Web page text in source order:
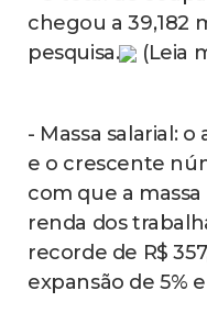
chegou a 39,182
pesquisa.
(Leia
- Massa salarial:
e o crescente
com que a
renda dos
recorde de R$
expansão de 5%